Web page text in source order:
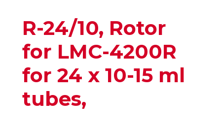
R-24/10, Rotor
for LMC-4200R
for 24 x 10-15 ml
tubes,